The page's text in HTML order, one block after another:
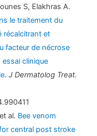
S, Elakhras A.
le traitement du
récalcitrant et
facteur de nécrose
clinique
.J Dermatolog Treat.
al. Bee venom
central post stroke